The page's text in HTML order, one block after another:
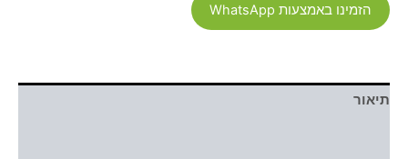
הזמינו באמצעות WhatsApp
תיאור